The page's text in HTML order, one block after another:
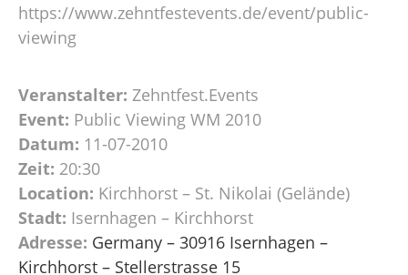
https://www.zehntfestevents.de/event/public-
viewing
Veranstalter: Zehntfest.Events
Event: Public Viewing WM 2010
Datum: 11-07-2010
Zeit: 20:30
Location: Kirchhorst – St. Nikolai (Gelände)
Stadt: Isernhagen – Kirchhorst
Adresse: Germany – 30916 Isernhagen –
Kirchhorst – Stellerstrasse 15